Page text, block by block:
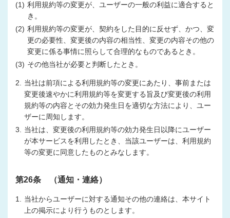
(1) 利用規約等の変更が、ユーザーの一般の利益に適合すると
き。
(2) 利用規約等の変更が、契約をした目的に反せず、かつ、変
更の必要性、変更後の内容の相当性、変更の内容その他の
変更に係る事情に照らして合理的なものであるとき。
(3) その他当社が必要と判断したとき。
2.
当社は前項による利用規約等の変更にあたり、事前または
変更後速やかに利用規約等を変更する旨及び変更後の利用
規約等の内容とその効力発生日を適切な方法により、ユー
ザーに周知します。
3.
当社は、変更後の利用規約等の効力発生日以降にユーザー
が本サービスを利用したとき、当該ユーザーは、利用規約
等の変更に同意したものとみなします。
第26条 （通知・連絡）
1.
当社からユーザーに対する通知その他の連絡は、本サイト
上の掲示により行うものとします。